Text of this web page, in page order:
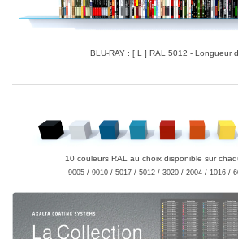
BLU-RAY : [ L ] RAL 5012 - Longueur
10 couleurs RAL au choix disponible sur
9005 / 9010 / 5017 / 5012 / 3020 / 2004 / 1016 /